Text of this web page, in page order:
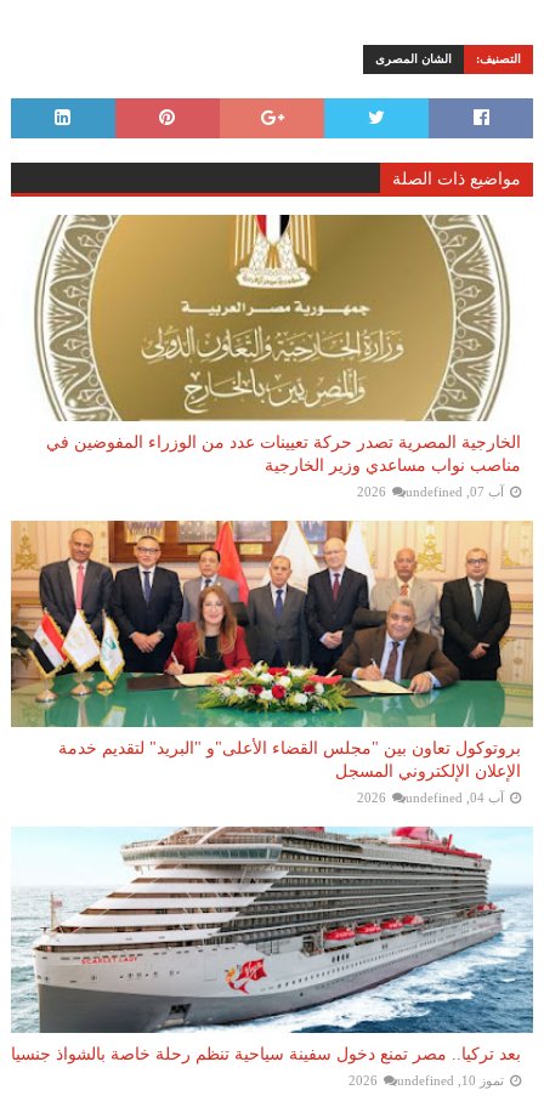
التصنيف: الشان المصرى
مواضيع ذات الصلة
الخارجية المصرية تصدر حركة تعيينات عدد من الوزراء المفوضين في
مناصب نواب مساعدي وزير الخارجية
آب 07, 2026 undefined
بروتوكول تعاون بين "مجلس القضاء الأعلى"و "البريد" لتقديم خدمة
الإعلان الإلكتروني المسجل
آب 04, 2026 undefined
بعد تركيا.. مصر تمنع دخول سفينة سياحية تنظم رحلة خاصة بالشواذ جنسيا
تموز 10, 2026 undefined